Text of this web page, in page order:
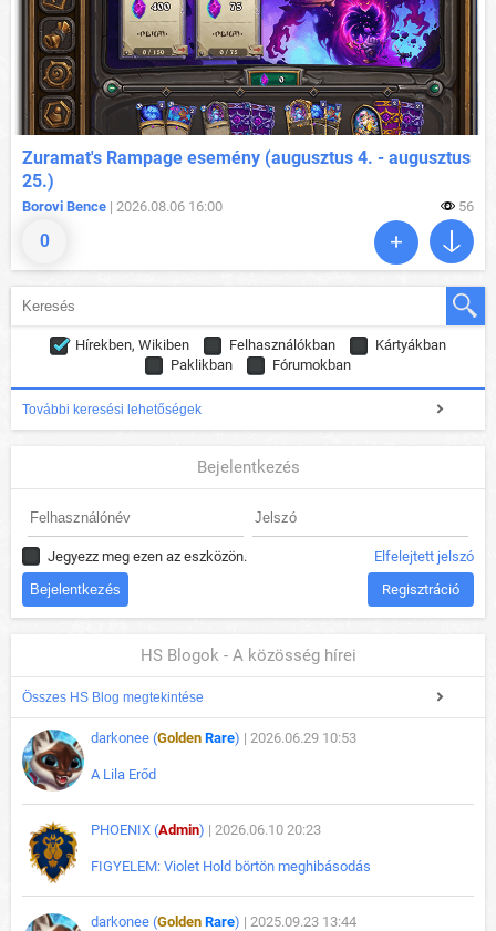
0
Zuramat's Rampage esemény (augusztus 4. - augusztus
25.)
Borovi Bence | 2026.08.06 16:00 56
Hírekben, Wikiben Felhasználókban
Kártyákban
Paklikban
Fórumokban
További keresési lehetőségek
Bejelentkezés
Jegyezz meg ezen az eszközön. Elfelejtett jelszó
Regisztráció
HS Blogok - A közösség hírei
Összes HS Blog megtekintése
darkonee (Golden Rare) | 2026.06.29 10:53
A Lila Erőd
PHOENIX (Admin) | 2026.06.10 20:23
FIGYELEM: Violet Hold börtön meghibásodás
darkonee (Golden Rare) | 2025.09.23 13:44